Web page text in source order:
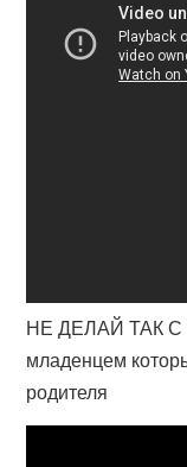
НЕ ДЕЛАЙ ТАК С
младенцем
родителя